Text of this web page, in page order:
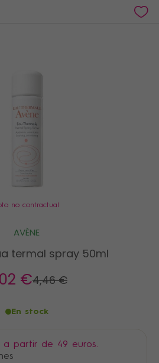
AVÈNE
termal spray 50ml
€4,46 €
En stock
a partir de 49 euros.
no contractual